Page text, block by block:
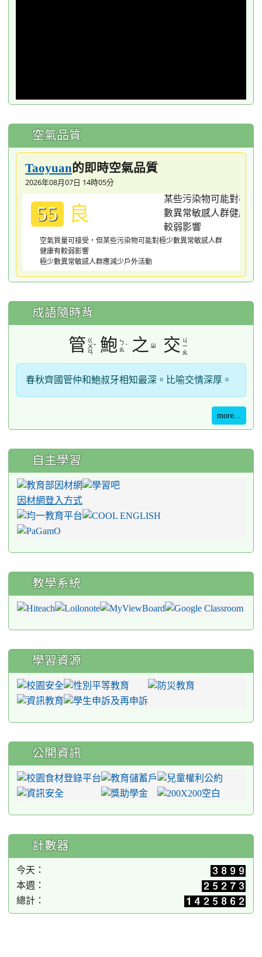
空氣品質
Taoyuan的即時空氣品質
2026年08月07日 14時05分
55 良
空氣質量可接受，但某些污染物可能對極少數異常敏感人群
健康有較弱影響
極少數異常敏感人群應減少戶外活動
成語隨時背
管 ㄍ
ㄨ
ㄢ
ˇ 鮑 ㄅ
ㄠ ˋ 之 ㄓ 交 ㄐ
ㄧ
ㄠ
春秋齊國管仲和鮑叔牙相知最深。比喻交情深厚。
more...
自主學習
因材網登入方式
教學系統
學習資源
公開資訊
計數器
今天：
本週：
總計：